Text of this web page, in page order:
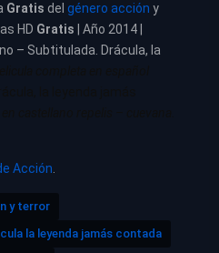
Gratis del género acción y
HD Gratis | Año 2014 |
– Subtitulada. Drácula, la
Acción
y terror
la leyenda jamás contada